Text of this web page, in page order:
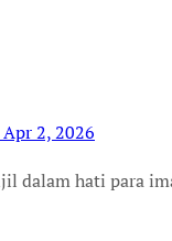
Apr 2, 2026